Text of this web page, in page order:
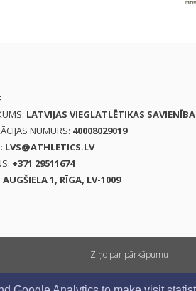
LATVIJAS VIEGLATLĒTIKAS SAVIENĪBA
NUMURS: 40008029019
LVS@ATHLETICS.LV
+371 29511674
AUGŠIELA 1, RĪGA, LV-1009
Ziņo par pārkāpumu